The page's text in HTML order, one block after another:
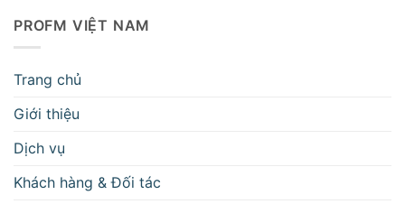
PROFM VIỆT NAM
Trang chủ
Giới thiệu
Dịch vụ
Khách hàng & Đối tác